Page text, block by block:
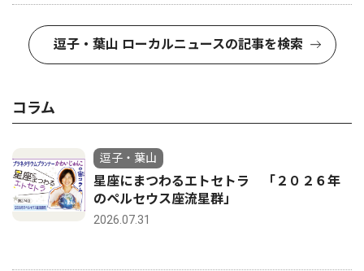
逗子・葉山 ローカルニュースの記事を検索
コラム
逗子・葉山
星座にまつわるエトセトラ 「２０２６年
のペルセウス座流星群」
2026.07.31